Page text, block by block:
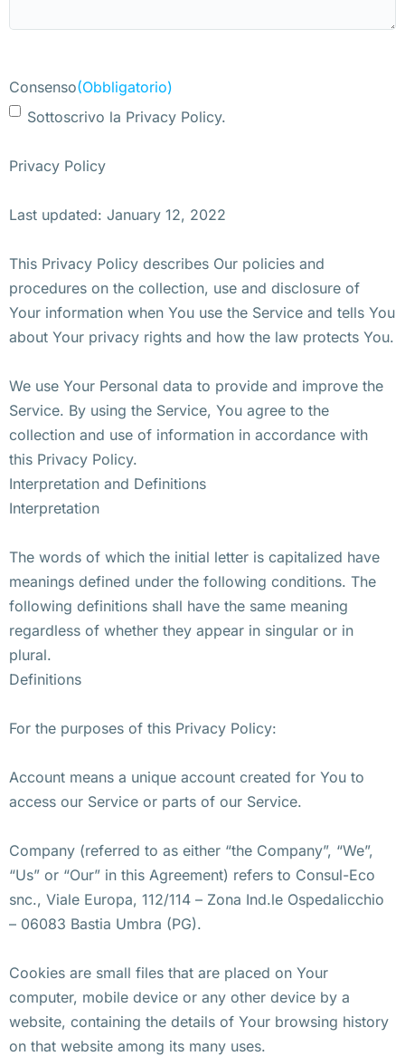
Consenso(Obbligatorio)
Sottoscrivo la Privacy Policy.
Privacy Policy
Last updated: January 12, 2022
This Privacy Policy describes Our policies and
procedures on the collection, use and disclosure of
Your information when You use the Service and tells You
about Your privacy rights and how the law protects You.
We use Your Personal data to provide and improve the
Service. By using the Service, You agree to the
collection and use of information in accordance with
this Privacy Policy.
Interpretation and Definitions
Interpretation
The words of which the initial letter is capitalized have
meanings defined under the following conditions. The
following definitions shall have the same meaning
regardless of whether they appear in singular or in
plural.
Definitions
For the purposes of this Privacy Policy:
Account means a unique account created for You to
access our Service or parts of our Service.
Company (referred to as either “the Company”, “We”,
“Us” or “Our” in this Agreement) refers to Consul-Eco
snc., Viale Europa, 112/114 – Zona Ind.le Ospedalicchio
– 06083 Bastia Umbra (PG).
Cookies are small files that are placed on Your
computer, mobile device or any other device by a
website, containing the details of Your browsing history
on that website among its many uses.